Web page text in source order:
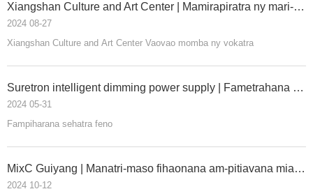
Xiangshan Culture and Art Center | Mamirapiratra ny mari-pamantarana ara-kolontsaina vaovao ao amin'ny faritr'i Greater Bay
2024 08-27
Xiangshan Culture and Art Center Vaovao momba ny vokatra
Suretron intelligent dimming power supply | Fametrahana Scenario Comprehensive, Famoronana tontolo iainana ara-pahasalamana (1)
2024 05-31
Fampiharana sehatra feno
MixC Guiyang | Manatri-maso fihaonana am-pitiavana miaraka amin'ny hazavana ao amin'ny MixC Guiyang 'Zhan·Steakhouse'
2024 10-12